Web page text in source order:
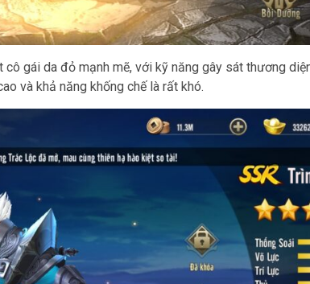
cô gái da đỏ mạnh mẽ, với kỹ năng gây sát thương
và khả năng khống chế là rất khó.